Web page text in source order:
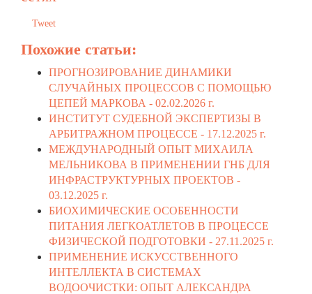
Tweet
Похожие статьи:
ПРОГНОЗИРОВАНИЕ ДИНАМИКИ
СЛУЧАЙНЫХ ПРОЦЕССОВ С ПОМОЩЬЮ
ЦЕПЕЙ МАРКОВА - 02.02.2026 г.
ИНСТИТУТ СУДЕБНОЙ ЭКСПЕРТИЗЫ В
АРБИТРАЖНОМ ПРОЦЕССЕ - 17.12.2025 г.
МЕЖДУНАРОДНЫЙ ОПЫТ МИХАИЛА
МЕЛЬНИКОВА В ПРИМЕНЕНИИ ГНБ ДЛЯ
ИНФРАСТРУКТУРНЫХ ПРОЕКТОВ -
03.12.2025 г.
БИОХИМИЧЕСКИЕ ОСОБЕННОСТИ
ПИТАНИЯ ЛЕГКОАТЛЕТОВ В ПРОЦЕССЕ
ФИЗИЧЕСКОЙ ПОДГОТОВКИ - 27.11.2025 г.
ПРИМЕНЕНИЕ ИСКУССТВЕННОГО
ИНТЕЛЛЕКТА В СИСТЕМАХ
ВОДООЧИСТКИ: ОПЫТ АЛЕКСАНДРА